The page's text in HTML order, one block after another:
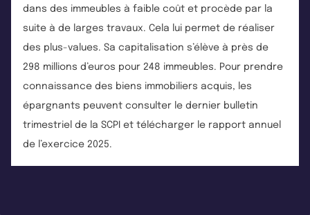
dans des immeubles à faible coût et procède par la
suite à de larges travaux. Cela lui permet de réaliser
des plus-values. Sa capitalisation s’élève à près de
298 millions d’euros pour 248 immeubles. Pour prendre
connaissance des biens immobiliers acquis, les
épargnants peuvent consulter le dernier bulletin
trimestriel de la SCPI et télécharger le rapport annuel
de l’exercice 2025.